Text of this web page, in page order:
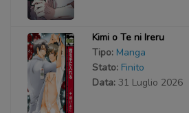
Kimi o Te ni Ireru
Tipo: Manga
Stato: Finito
Data: 31 Luglio 2026